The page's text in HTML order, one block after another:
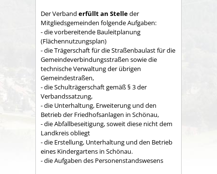
Der Verband erfüllt an Stelleder
Mitgliedsgemeinden folgende Aufgaben:
- die vorbereitende Bauleitplanung
(Flächennutzungsplan)
- die Trägerschaft für die Straßenbaulast für die
Gemeindeverbindungsstraßen sowie die
technische Verwaltung der übrigen
Gemeindestraßen,
- die Schulträgerschaft gemäß § 3 der
Verbandssatzung,
- die Unterhaltung, Erweiterung und den
Betrieb der Friedhofsanlagen in Schönau,
- die Abfallbeseitigung, soweit diese nicht dem
Land­kreis obliegt
- die Erstellung, Unterhaltung und den Betrieb
eines Kindergartens in Schönau.
- die Aufgaben des Personenstandswesens